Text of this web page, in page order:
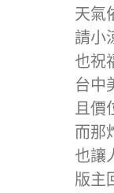
天氣
請小
也祝
台中
且價
而那
也讓
版主